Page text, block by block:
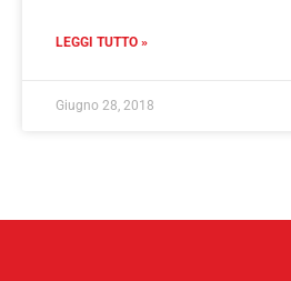
LEGGI TUTTO »
Giugno 28, 2018